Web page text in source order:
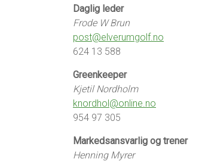
Daglig leder
Frode W Brun
post@elverumgolf.no
624 13 588
Greenkeeper
Kjetil Nordholm
knordhol@online.no
954 97 305
Markedsansvarlig og trener
Henning Myrer